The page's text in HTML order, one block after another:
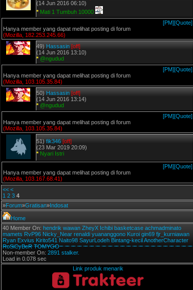
(14 Jun 2016 06:10)
* Mati 1 Tumbuh 10000
[PM][Quote]
Hanya member yang dapat melihat posting di forum
(Mozilla, 182.253.245.66)
49) Hassasin [off]
(14 Jun 2016 13:10)
* @ngudud
[PM][Quote]
Hanya member yang dapat melihat posting di forum
(Mozilla, 103.105.35.84)
50) Hassasin [off]
(14 Jun 2016 13:14)
* @ngudud
[PM][Quote]
Hanya member yang dapat melihat posting di forum
(Mozilla, 103.105.35.84)
51) fik346 [off]
(23 Mar 2019 20:09)
* Nyari Istri
[PM][Quote]
Hanya member yang dapat melihat posting di forum
(Mozilla, 103.167.68.41)
<< <
1 2 3 4
»Forum»Gratisan»Indosat
Home
40 Member On: hendrik wawan ZheyX Ichibi basketcase achmadminato
mamets RvP96 Nicky_Near renaldi yuananggono Kuroi gin69 fjr_kurniawan
Ryan Exvius Kirito541 Naito98 SayurLodeh Bintang-kecilAnotherCharacter
RoSiCyBeR TOMYGO
Non-member On: 2891 stalker.
Load in 0.078 sec
Link produk menarik